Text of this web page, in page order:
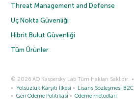
Threat Management and Defense
Uç Nokta Güvenliği
Hibrit Bulut Güvenliği
Tüm Ürünler
© 2026 AO Kaspersky Lab Tüm Hakları Saklıdır.
Yolsuzluk Karşıtı İlkesi
Lisans Sözleşmesi B2C
Geri Ödeme Politikasi
Ödeme metodları